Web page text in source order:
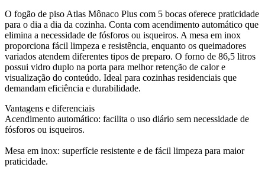
O fogão de piso Atlas Mônaco Plus com 5 bocas oferece praticidade
para o dia a dia da cozinha. Conta com acendimento automático que
elimina a necessidade de fósforos ou isqueiros. A mesa em inox
proporciona fácil limpeza e resistência, enquanto os queimadores
variados atendem diferentes tipos de preparo. O forno de 86,5 litros
possui vidro duplo na porta para melhor retenção de calor e
visualização do conteúdo. Ideal para cozinhas residenciais que
demandam eficiência e durabilidade.
Vantagens e diferenciais
Acendimento automático: facilita o uso diário sem necessidade de
fósforos ou isqueiros.
Mesa em inox: superfície resistente e de fácil limpeza para maior
praticidade.